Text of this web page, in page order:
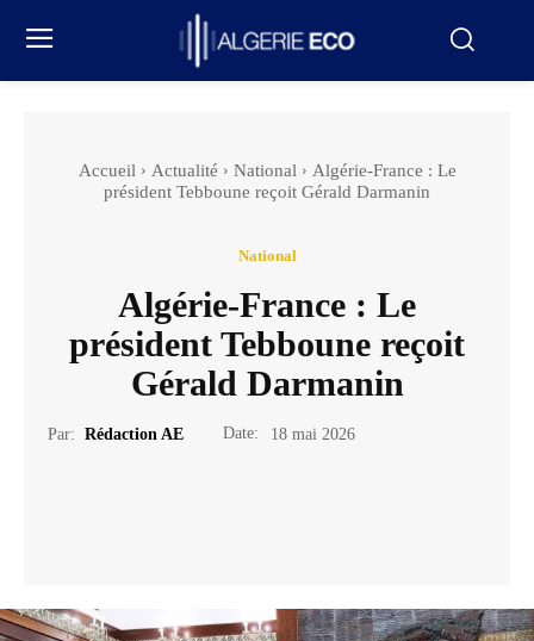
Accueil Actualité National
Algérie-France : Le
président Tebboune reçoit Gérald Darmanin
National
Algérie-France : Le
président Tebboune reçoit
Gérald Darmanin
Par: Rédaction AE Date: 18 mai 2026